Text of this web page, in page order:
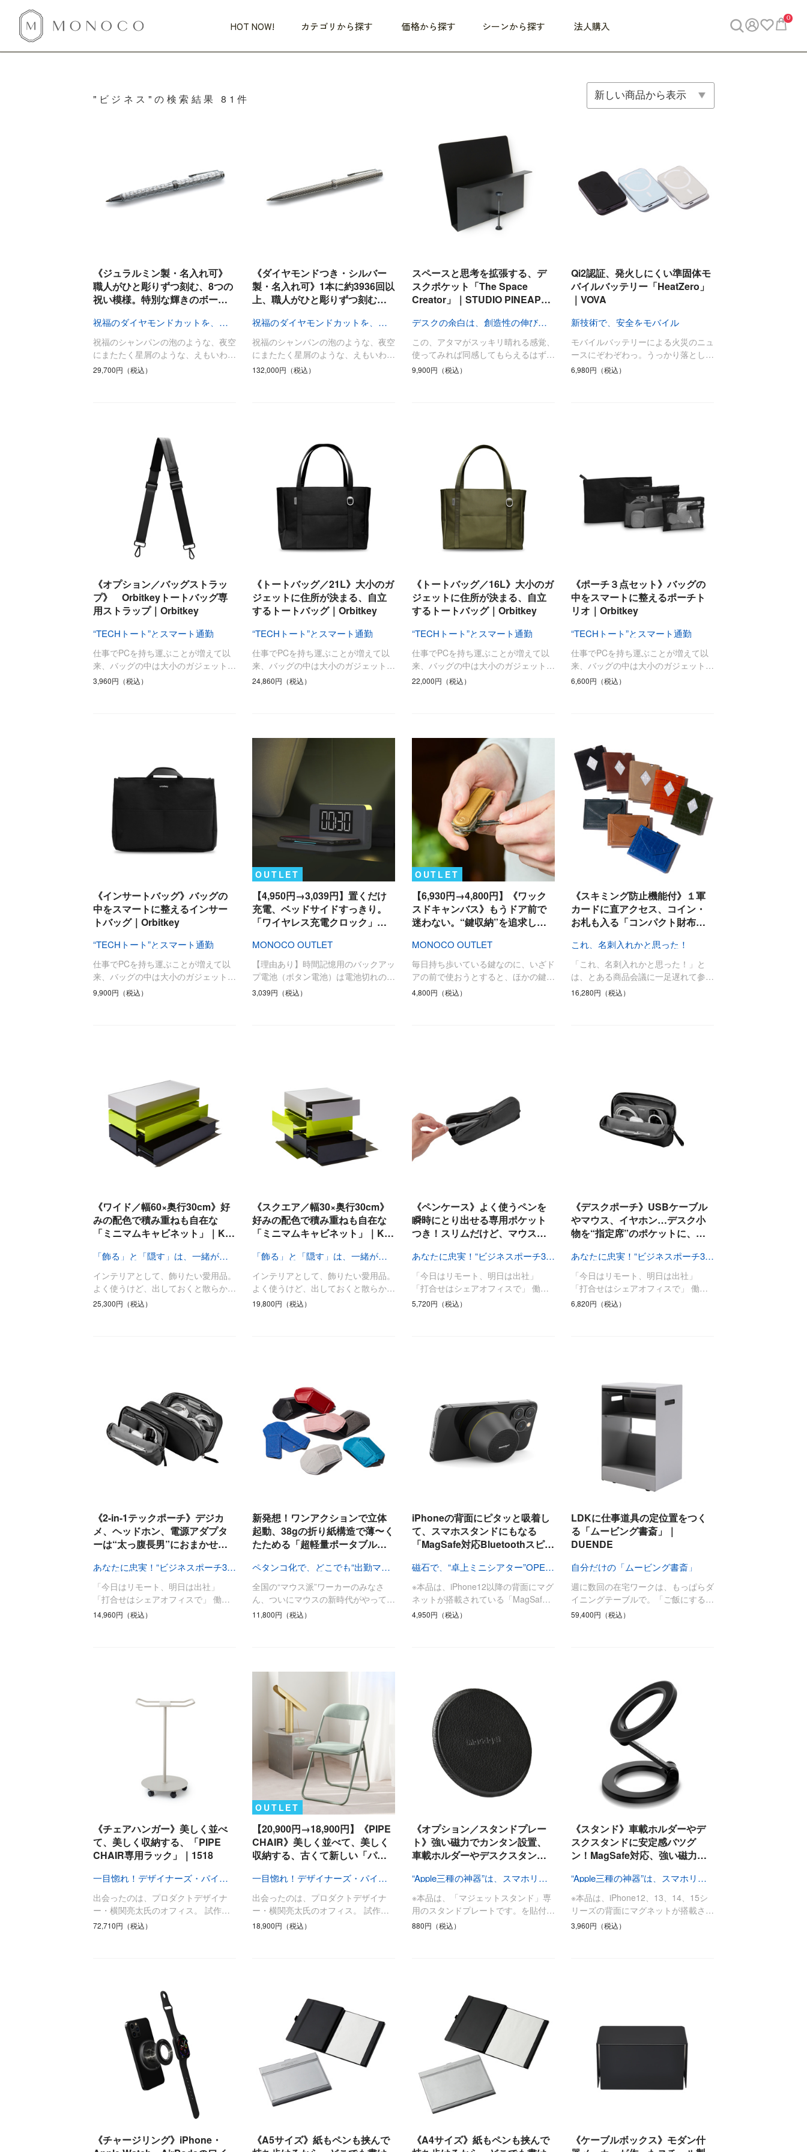
HOT NOW!
HOT NOW!
新商品
おまとめ割引
ひんやり今治タオル、生き返る〜 最後のひと口までキンキン
カテゴリから探す
CATEGORY インテリア
照明
インテリア雑貨
美容・健康家電
オーディオ家電
バッグ
靴・靴下
レイングッズ
ファッション／小物
ビジネス
ビジネス／小物
寝具
パジャマ
枕・小物
すべて
調理家電
調理器具
キッチン雑貨
すべて
掃除・洗濯
タオル
水筒
日用品／その他
すべて
肌・髪ケア
バスグッズ
健康グッズ
オーラルケア
すべて
ドリンク
フード
すべて
旅行
価格から探す
1,000円未満 1,000円 - 3,000円 10,000円 - 30,000円 30,000円以上
シーンから探す
SCENE GIFTS
毎日使ってね
じぶんメンテナンス
おうちエクササイズ
家事ルンルン
食いしん坊クラブ
料理と団らん
やっぱり清潔感
ENJOY
外で過ごすって最高
好き・・にどっぷり
法人購入
0
"ビジネス"の検索結果 81件
《ジュラルミン製・名入れ可》
職人がひと彫りずつ刻む、8つの
祝い模様。特別な輝きのボー…
祝福のダイヤモンドカットを、人生の節目に
祝福のシャンパンの泡のような、夜空
にまたたく星屑のような、えもいわ…
29,700円（税込）
《ダイヤモンドつき・シルバー
製・名入れ可》1本に約3936回以
上、職人がひと彫りずつ刻む…
祝福のダイヤモンドカットを、人生の節目に
祝福のシャンパンの泡のような、夜空
にまたたく星屑のような、えもいわ…
132,000円（税込）
スペースと思考を拡張する、デ
スクポケット「The Space
Creator」｜STUDIO PINEAP…
デスクの余白は、創造性の伸びしろ
この、アタマがスッキリ晴れる感覚、
使ってみれば同感してもらえるはず…
9,900円（税込）
Qi2認証、発火しにくい準固体モ
バイルバッテリー「HeatZero」
｜VOVA
新技術で、安全をモバイル
モバイルバッテリーによる火災のニュ
ースにぞわぞわっ。うっかり落とし…
6,980円（税込）
《オプション／バッグストラッ
プ》 Orbitkeyトートバッグ専
用ストラップ｜Orbitkey
“TECHトート”とスマート通勤
仕事でPCを持ち運ぶことが増えて以
来、バッグの中は大小のガジェット…
3,960円（税込）
《トートバッグ／21L》大小のガ
ジェットに住所が決まる、自立
するトートバッグ｜Orbitkey
“TECHトート”とスマート通勤
仕事でPCを持ち運ぶことが増えて以
来、バッグの中は大小のガジェット…
24,860円（税込）
《トートバッグ／16L》大小のガ
ジェットに住所が決まる、自立
するトートバッグ｜Orbitkey
“TECHトート”とスマート通勤
仕事でPCを持ち運ぶことが増えて以
来、バッグの中は大小のガジェット…
22,000円（税込）
《ポーチ３点セット》バッグの
中をスマートに整えるポーチト
リオ｜Orbitkey
“TECHトート”とスマート通勤
仕事でPCを持ち運ぶことが増えて以
来、バッグの中は大小のガジェット…
6,600円（税込）
《インサートバッグ》バッグの
中をスマートに整えるインサー
トバッグ｜Orbitkey
“TECHトート”とスマート通勤
仕事でPCを持ち運ぶことが増えて以
来、バッグの中は大小のガジェット…
9,900円（税込）
OUTLET
【4,950円→3,039円】置くだけ
充電、ベッドサイドすっきり。
「ワイヤレス充電クロック」…
MONOCO OUTLET
【理由あり】時間記憶用のバックアッ
プ電池（ボタン電池）は電池切れの…
3,039円（税込）
OUTLET
【6,930円→4,800円】《ワック
スドキャンバス》もうドア前で
迷わない。“鍵収納”を追求し…
MONOCO OUTLET
毎日持ち歩いている鍵なのに、いざド
アの前で使おうとすると、ほかの鍵…
4,800円（税込）
《スキミング防止機能付》１軍
カードに直アクセス、コイン・
お札も入る「コンパクト財布…
これ、名刺入れかと思った！
「これ、名刺入れかと思った！」と
は、とある商品会議に一足遅れて参…
16,280円（税込）
《ワイド／幅60×奥行30cm》好
みの配色で積み重ねも自在な
「ミニマムキャビネット」｜K…
「飾る」と「隠す」は、一緒がいい
インテリアとして、飾りたい愛用品。
よく使うけど、出しておくと散らか…
25,300円（税込）
《スクエア／幅30×奥行30cm》
好みの配色で積み重ねも自在な
「ミニマムキャビネット」｜K…
「飾る」と「隠す」は、一緒がいい
インテリアとして、飾りたい愛用品。
よく使うけど、出しておくと散らか…
19,800円（税込）
《ペンケース》よく使うペンを
瞬時にとり出せる専用ポケット
つき！スリムだけど、マウス…
あなたに忠実！“ビジネスポーチ3兄弟”
「今日はリモート、明日は出社」
「打合せはシェアオフィスで」 働…
5,720円（税込）
《デスクポーチ》USBケーブル
やマウス、イヤホン…デスク小
物を“指定席”のポケットに、…
あなたに忠実！“ビジネスポーチ3兄弟”
「今日はリモート、明日は出社」
「打合せはシェアオフィスで」 働…
6,820円（税込）
《2-in-1テックポーチ》デジカ
メ、ヘッドホン、電源アダプタ
ーは“太っ腹長男”におまかせ…
あなたに忠実！“ビジネスポーチ3兄弟”
「今日はリモート、明日は出社」
「打合せはシェアオフィスで」 働…
14,960円（税込）
新発想！ワンアクションで立体
起動、38gの折り紙構造で薄〜く
たためる「超軽量ポータブル…
ペタンコ化で、どこでも“出勤マウス”
全国の“マウス派”ワーカーのみなさ
ん、ついにマウスの新時代がやって…
11,800円（税込）
iPhoneの背面にピタッと吸着し
て、スマホスタンドにもなる
「MagSafe対応Bluetoothスピ…
磁石で、“卓上ミニシアター”OPEN !
※本品は、iPhone12以降の背面にマグ
ネットが搭載されている「MagSaf…
4,950円（税込）
LDKに仕事道具の定位置をつく
る「ムービング書斎」｜
DUENDE
自分だけの「ムービング書斎」
週に数回の在宅ワークは、もっぱらダ
イニングテーブルで。「ご飯にする…
59,400円（税込）
《チェアハンガー》美しく並べ
て、美しく収納する、「PIPE
CHAIR専用ラック」｜1518
一目惚れ！デザイナーズ・パイプ椅子
出会ったのは、プロダクトデザイナ
ー・横関亮太氏のオフィス。 試作…
72,710円（税込）
OUTLET
【20,900円→18,900円】《PIPE
CHAIR》美しく並べて、美しく
収納する、古くて新しい「パ…
一目惚れ！デザイナーズ・パイプ椅子
出会ったのは、プロダクトデザイナ
ー・横関亮太氏のオフィス。 試作…
18,900円（税込）
《オプション／スタンドプレー
ト》強い磁力でカンタン設置、
車載ホルダーやデスクスタン…
“Apple三種の神器”は、スマホリングで充電！
※本品は、「マジェットスタンド」専
用のスタンドプレートです。を貼付…
880円（税込）
《スタンド》車載ホルダーやデ
スクスタンドに安定感バツグ
ン！MagSafe対応、強い磁力…
“Apple三種の神器”は、スマホリングで充電！
※本品は、iPhone12、13、14、15シ
リーズの背面にマグネットが搭載さ…
3,960円（税込）
《チャージリング》iPhone・
《A5サイズ》紙もペンも挟んで
《A4サイズ》紙もペンも挟んで
《ケーブルボックス》モダン什